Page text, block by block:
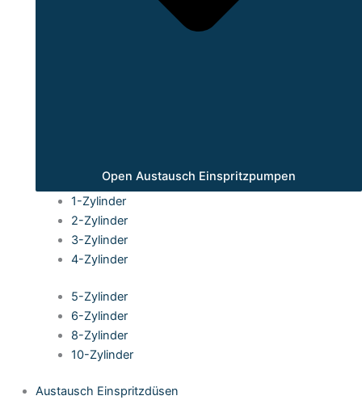
Open Austausch Einspritzpumpen
1-Zylinder
2-Zylinder
3-Zylinder
4-Zylinder
5-Zylinder
6-Zylinder
8-Zylinder
10-Zylinder
Austausch Einspritzdüsen